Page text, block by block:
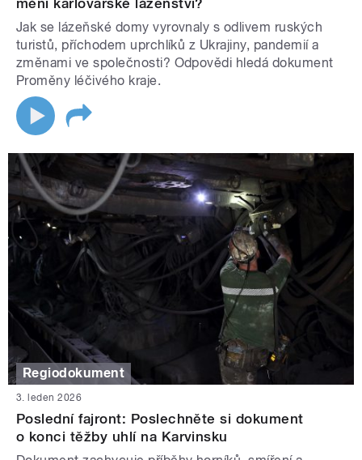
mění karlovarské lázeňství?
Jak se lázeňské domy vyrovnaly s odlivem ruských
turistů, příchodem uprchlíků z Ukrajiny, pandemií a
změnami ve společnosti? Odpovědi hledá dokument
Proměny léčivého kraje.
Regiodokument
3. leden 2026
Poslední fajront: Poslechněte si dokument
o konci těžby uhlí na Karvinsku